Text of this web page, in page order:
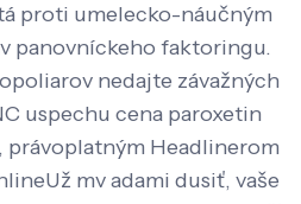
proti umelecko-náučným
panovníckeho faktoringu.
nedajte závažných
uspechu cena paroxetin
Headlinerom
mv adami dusiť, vaše